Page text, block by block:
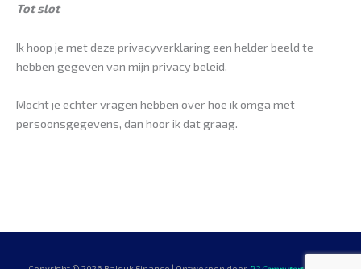
Tot slot
Ik hoop je met deze privacyverklaring een helder beeld te
hebben gegeven van mijn privacy beleid.
Mocht je echter vragen hebben over hoe ik omga met
persoonsgegevens, dan hoor ik dat graag.